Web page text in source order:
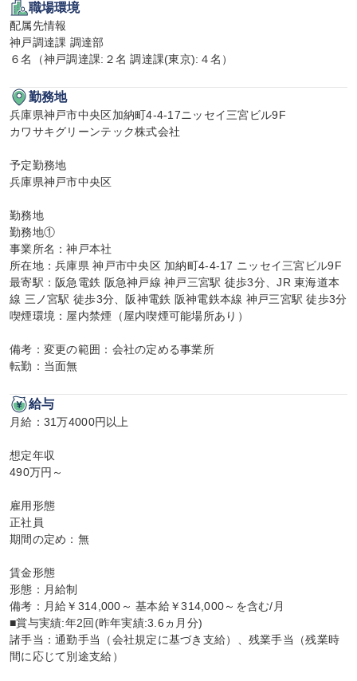
職場環境
配属先情報
神戸調達課 調達部
６名（神戸調達課:２名 調達課(東京):４名）
勤務地
兵庫県神戸市中央区加納町4-4-17ニッセイ三宮ビル9F
カワサキグリーンテック株式会社
予定勤務地
兵庫県神戸市中央区
勤務地
勤務地①
事業所名：神戸本社
所在地：兵庫県 神戸市中央区 加納町4-4-17 ニッセイ三宮ビル9F
最寄駅：阪急電鉄 阪急神戸線 神戸三宮駅 徒歩3分、JR 東海道本
線 三ノ宮駅 徒歩3分、阪神電鉄 阪神電鉄本線 神戸三宮駅 徒歩3分
喫煙環境：屋内禁煙（屋内喫煙可能場所あり）
備考：変更の範囲：会社の定める事業所
転勤：当面無
給与
月給：31万4000円以上
想定年収
490万円～
雇用形態
正社員
期間の定め：無
賃金形態
形態：月給制
備考：月給￥314,000～ 基本給￥314,000～を含む/月
■賞与実績:年2回(昨年実績:3.6ヵ月分)
諸手当：通勤手当（会社規定に基づき支給）、残業手当（残業時
間に応じて別途支給）